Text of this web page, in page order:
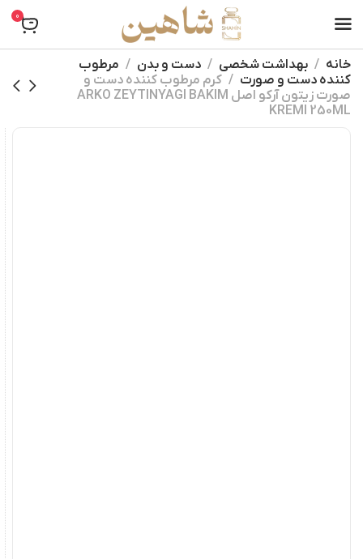
0
خانه بهداشت شخصی دست و بدن
مرطوب
کننده دست و صورت
کرم مرطوب کننده دست و
صورت زیتون آرکو اصل ARKO ZEYTINYAGI BAKIM
KREMI 250ML